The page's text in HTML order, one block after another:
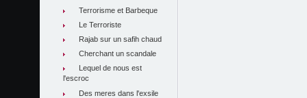
Terrorisme et Barbeque
Le Terroriste
Rajab sur un safih chaud
Cherchant un scandale
Lequel de nous est
l'escroc
Des meres dans l'exsile